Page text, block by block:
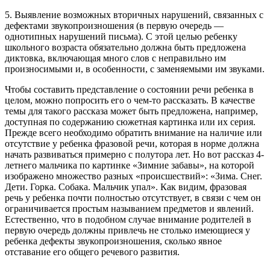
5. Выявление возможных вторичных нарушений, связанных с
дефектами звукопроизношения (в первую очередь —
однотипных нарушений письма). С этой целью ребенку
школьного возраста обязательно должна быть предложена
диктовка, включающая много слов с неправильно им
произносимыми и, в особенности, с заменяемыми им звуками.
Чтобы составить представление о состоянии речи ребенка в
целом, можно попросить его о чем-то рассказать. В качестве
темы для такого рассказа может быть предложена, например,
доступная по содержанию сюжетная картинка или их серия.
Прежде всего необходимо обратить внимание на наличие или
отсутствие у ребенка фразовой речи, которая в норме должна
начать развиваться примерно с полутора лет. Но вот рассказ 4-
летнего мальчика по картинке «Зимние забавы», на которой
изображено множество разных «происшествий»: «Зима. Снег.
Дети. Горка. Собака. Мальчик упал». Как видим, фразовая
речь у ребенка почти полностью отсутствует, в связи с чем он
ограничивается простым называнием предметов и явлений.
Естественно, что в подобном случае внимание родителей в
первую очередь должны привлечь не столько имеющиеся у
ребенка дефекты звукопроизношения, сколько явное
отставание его общего речевого развития.